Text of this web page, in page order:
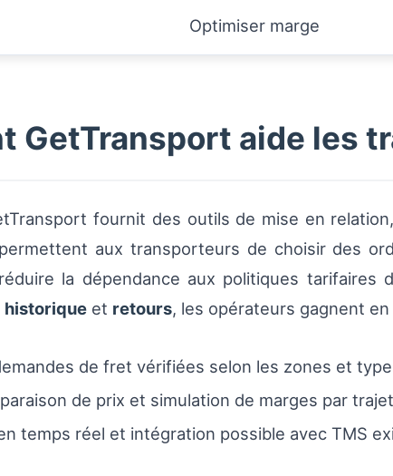
Optimiser marge
GetTransport aide les
fournit des outils de mise en
aux transporteurs de choisir des
la dépendance aux politiques tarifaires
historique et retours, les opérateurs gagnent
de fret vérifiées selon les zones et
de prix et simulation de marges par
temps réel et intégration possible avec TMS